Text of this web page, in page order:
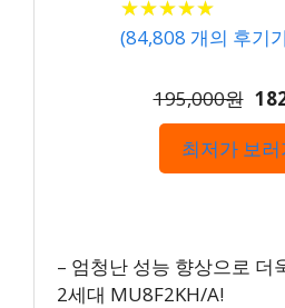
★★★★★
★★★★★
(84,808 개의 후기
195,000원
최저가 보러
– 엄청난 성능 향상으로 더
2세대 MU8F2KH/A!